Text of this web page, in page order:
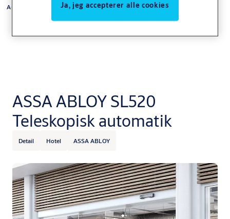
Automatik til skydedøre
ASSA ABLOY SL520
Teleskopisk automatik
Detail Hotel ASSA ABLOY
Ja, jeg accepterer alle cookies